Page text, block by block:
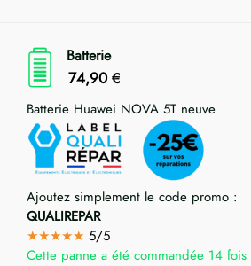
Batterie
74,90 €
Batterie Huawei NOVA 5T neuve
Ajoutez simplement le code promo :
QUALIREPAR
★★★★★ 5/5
Cette panne a été commandée 14 fois